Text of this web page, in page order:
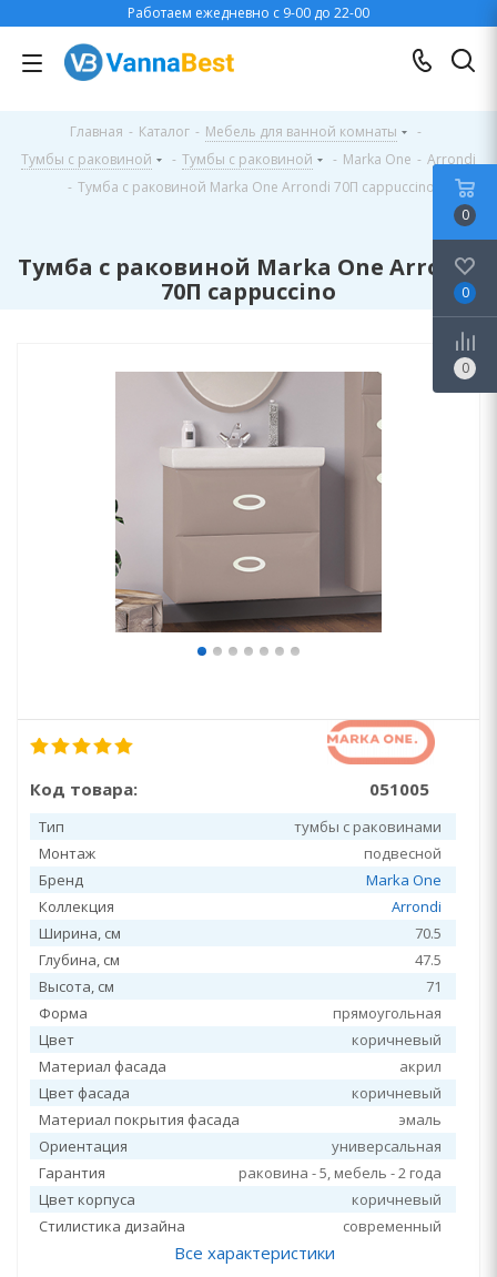
Работаем ежедневно с 9-00 до 22-00
Главная - Каталог - Мебель для ванной комнаты
-
Тумбы с раковиной
- Тумбы с раковиной - Marka One - Arrondi
- Тумба с раковиной Marka One Arrondi 70П cappuccino
Тумба с раковиной Marka One Arrondi
70П cappuccino
Код товара: 051005
Тип
тумбы с раковинами
Монтаж
подвесной
Бренд
Marka One
Коллекция
Arrondi
Ширина, см
70.5
Глубина, см
47.5
Высота, см
71
Форма
прямоугольная
Цвет
коричневый
Материал фасада
акрил
Цвет фасада
коричневый
Материал покрытия фасада
эмаль
Ориентация
универсальная
Гарантия
раковина - 5, мебель - 2 года
Цвет корпуса
коричневый
Стилистика дизайна
современный
Все характеристики
0
0
0